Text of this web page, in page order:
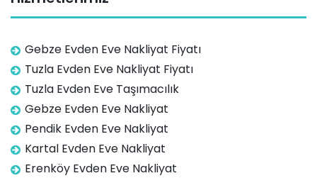
Gebze Evden Eve Nakliyat Fiyatı
Tuzla Evden Eve Nakliyat Fiyatı
Tuzla Evden Eve Taşımacılık
Gebze Evden Eve Nakliyat
Pendik Evden Eve Nakliyat
Kartal Evden Eve Nakliyat
Erenköy Evden Eve Nakliyat